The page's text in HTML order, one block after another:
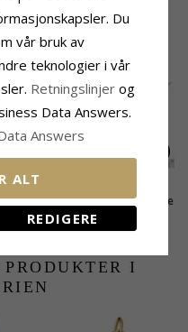
OGSÅ
1,8 mm
1225,-
Bnh veneziahalskjede
i sølv 50 cm x 1,2 mm
CHANTI-pris
I
Du
vår bruk av
teknologier i vår
Retningslinjer og
Data Answers.
Answers
ALT
REDIGERE